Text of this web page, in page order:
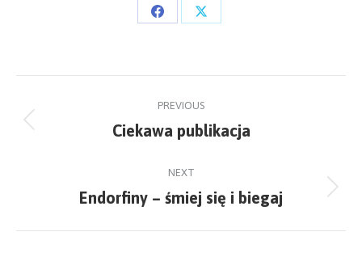
Share
Share
navigation
PREVIOUS
Previous
Ciekawa publikacja
NEXT
Next
Endorfiny – śmiej się i biegaj